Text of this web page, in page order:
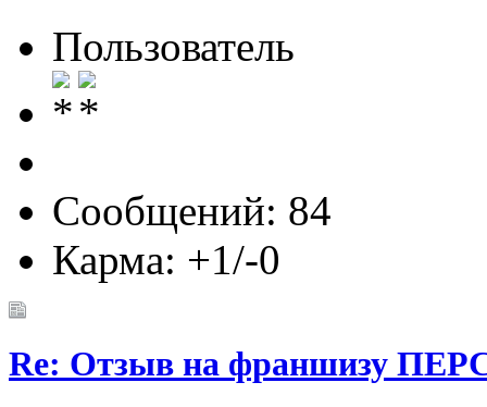
Пользователь
Сообщений: 84
Карма: +1/-0
Re: Отзыв на франшизу